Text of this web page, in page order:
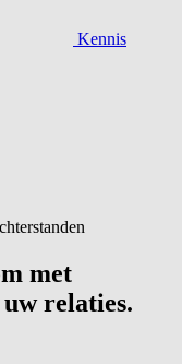
Kennis
met
relaties.